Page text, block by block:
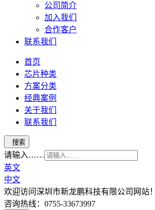
公司简介
加入我们
合作客户
联系我们
首页
芯片种类
方案分类
经典案例
关于我们
联系我们
请输入……
英文
中文
欢迎访问深圳市新龙鹏科技有限公司网站！
咨询热线：0755-33673997